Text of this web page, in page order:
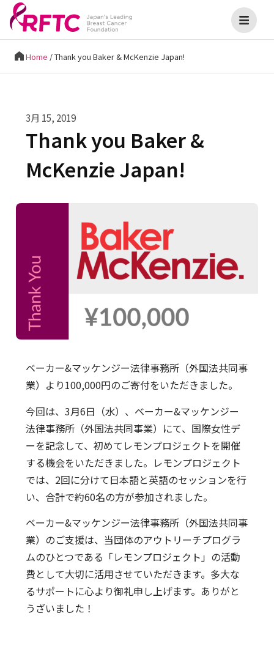
Home /Thank you Baker & McKenzie Japan!
3月 15, 2019
Thank you Baker &
McKenzie Japan!
ベーカー&マッケンジー法律事務所（外国法共同事
業）より100,000円のご寄付をいただきました。
今回は、3月6日（水）、ベーカー&マッケンジー
法律事務所（外国法共同事業）にて、国際女性デ
ーを記念して、初めてレモンプロジェクトを開催
する機会をいただきました。レモンプロジェクト
では、2回に分けて日本語と英語のセッションを行
い、合計で約60名の方が参加されました。
ベーカー&マッケンジー法律事務所（外国法共同事
業）のご支援は、当団体のアウトリーチプログラ
ムのひとつである「レモンプロジェクト」の活動
費として大切に活用させていただきます。多大な
るサポートに心より御礼申し上げます。ありがと
うざいました！